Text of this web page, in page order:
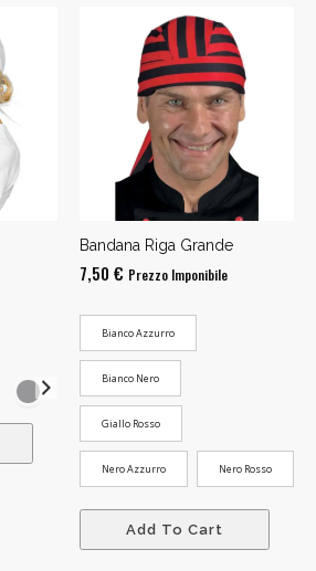
Bandana Riga Grande
7,50 € Prezzo Imponibile
Bianco Azzurro
Bianco Nero
Giallo Rosso
Nero Azzurro Nero Rosso
Add To Cart